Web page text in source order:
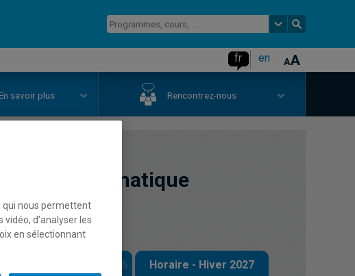
fr en
savoir plus Rencontrez-nous
en informatique
Horaire - Automne 2026 Horaire - Hiver 2027
qui nous permettent
d’analyser les
en sélectionnant